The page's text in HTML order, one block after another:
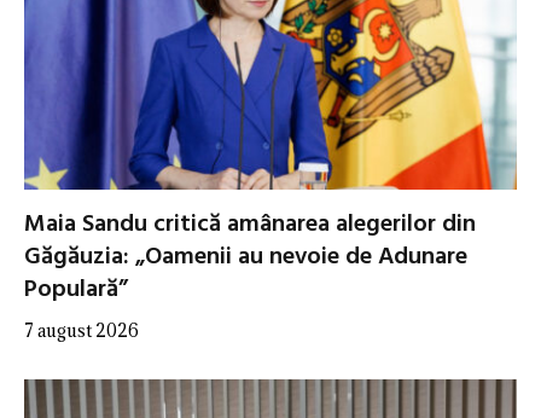
Maia Sandu critică amânarea alegerilor din
Găgăuzia: „Oamenii au nevoie de Adunare
Populară”
7 august 2026